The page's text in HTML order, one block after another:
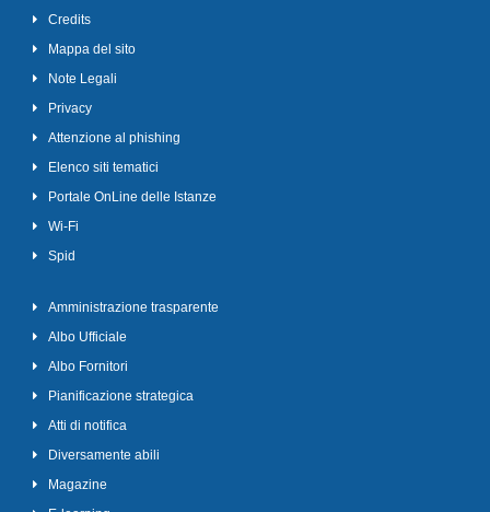
Credits
Mappa del sito
Note Legali
Privacy
Attenzione al phishing
Elenco siti tematici
Portale OnLine delle Istanze
Wi-Fi
Spid
Amministrazione trasparente
Albo Ufficiale
Albo Fornitori
Pianificazione strategica
Atti di notifica
Diversamente abili
Magazine